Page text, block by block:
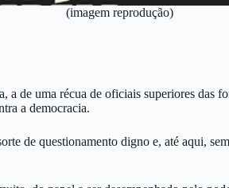
(imagem reprodução)
de uma récua de oficiais superiores das
a democracia.
de questionamento digno e, até aqui,